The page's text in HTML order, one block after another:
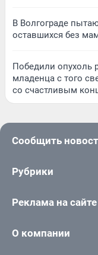
В Волгограде
оставшихся без
Победили опухоль
младенца с того
со счастливым
Сообщить
Рубрики
Реклама на сайте
О компании